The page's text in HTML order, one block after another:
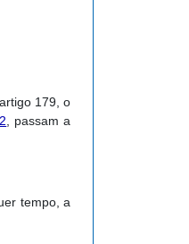
179, o
, passam a
tempo, a